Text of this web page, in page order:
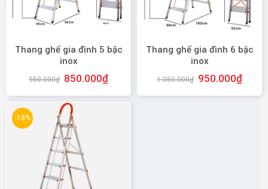
Thang ghế gia đình 5 bậc
inox
950.000₫ 850.000₫
Thang ghế gia đình 6 bậc
inox
1.050.000₫ 950.000₫
-18%